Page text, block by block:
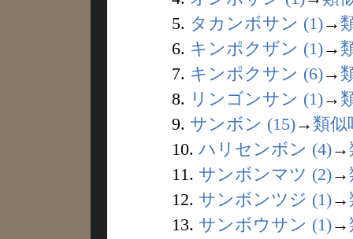
5. タカンボサン (1)→
6. キンポクザン (1)→
7. キンポクサン (6)→
8. リンゴンサン (1)→
9. サンボン (15)→ 類似
10. ハリセンボン (4)→
11. サンボンマツ (2)→
12. サンボンツジ (1)→
13. サンボウサン (1)→